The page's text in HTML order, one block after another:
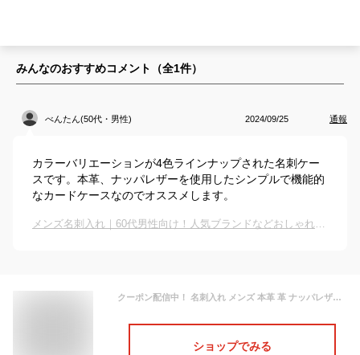
みんなのおすすめコメント（全1件）
べんたん(50代・男性) 2024/09/25 通報
カラーバリエーションが4色ラインナップされた名刺ケー
スです。本革、ナッパレザーを使用したシンプルで機能的
なカードケースなのでオススメします。
メンズ名刺入れ｜60代男性向け！人気ブランドなどおしゃれな名刺ケースのおすすめは？
クーポン配信中！ 名刺入れ メンズ 本革 革 ナッパレザー レディース 大容量 レザー ブランド カードポケット 名刺ケース カード収納 記念品 ギフト 名入れ STREAM【ポスト投函便送料無料】 クリスマス
ショップでみる